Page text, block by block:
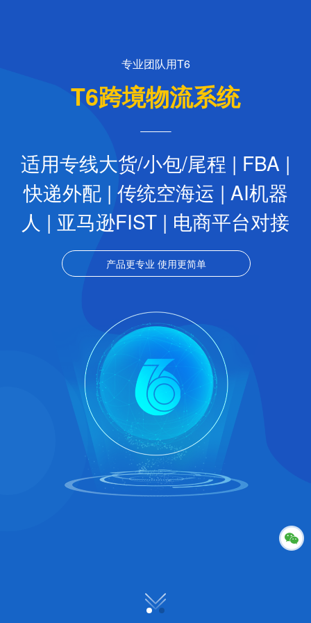
专业团队用T6
T6跨境物流系统
适用专线大货/小包/尾程 | FBA |
快递外配 | 传统空海运 | AI机器
人 | 亚马逊FIST | 电商平台对接
产品更专业 使用更简单